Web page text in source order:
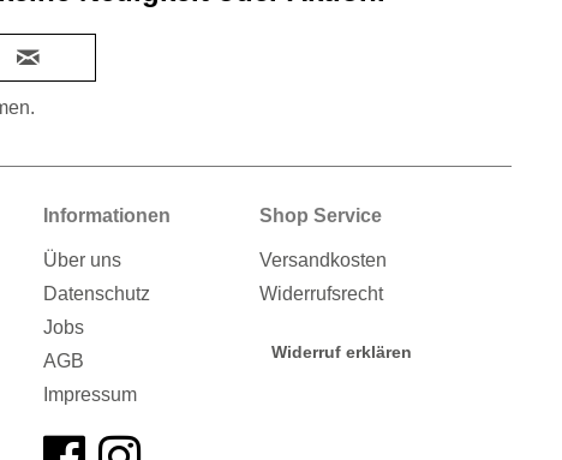
Informationen
Über uns
Datenschutz
Jobs
AGB
Impressum
Shop Service
Versandkosten
Widerrufsrecht
Widerruf erklären